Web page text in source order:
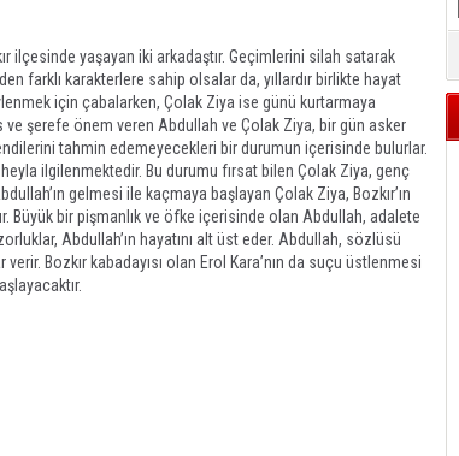
ilçesinde yaşayan iki arkadaştır. Geçimlerini silah satarak
farklı karakterlere sahip olsalar da, yıllardır birlikte hayat
için çabalarken, Çolak Ziya ise günü kurtarmaya
şerefe önem veren Abdullah ve Çolak Ziya, bir gün asker
tahmin edemeyecekleri bir durumun içerisinde bulurlar.
ilgilenmektedir. Bu durumu fırsat bilen Çolak Ziya, genç
gelmesi ile kaçmaya başlayan Çolak Ziya, Bozkır’ın
Büyük bir pişmanlık ve öfke içerisinde olan Abdullah, adalete
Abdullah’ın hayatını alt üst eder. Abdullah, sözlüsü
Bozkır kabadayısı olan Erol Kara’nın da suçu üstlenmesi